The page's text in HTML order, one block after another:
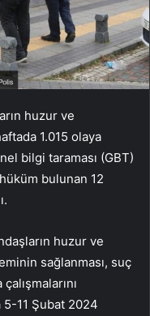
huzur ve
1.015 olaya
bilgi taraması (GBT)
bulunan 12
huzur ve
sağlanması, suç
5-11 Şubat 2024